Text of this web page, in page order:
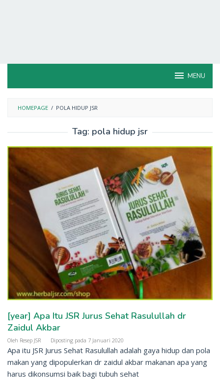
MENU
HOMEPAGE / POLA HIDUP JSR
Tag: pola hidup jsr
[year] Apa Itu JSR Jurus Sehat Rasulullah dr
Zaidul Akbar
Oleh Resep JSR Diposting pada 7 Januari 2020
Apa itu JSR Jurus Sehat Rasulullah adalah gaya hidup dan pola
makan yang dipopulerkan dr zaidul akbar makanan apa yang
harus dikonsumsi baik bagi tubuh sehat